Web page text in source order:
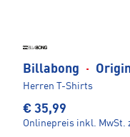
Billabong ·
Herren T-Shirts
€ 35,99
Onlinepreis inkl. MwSt.